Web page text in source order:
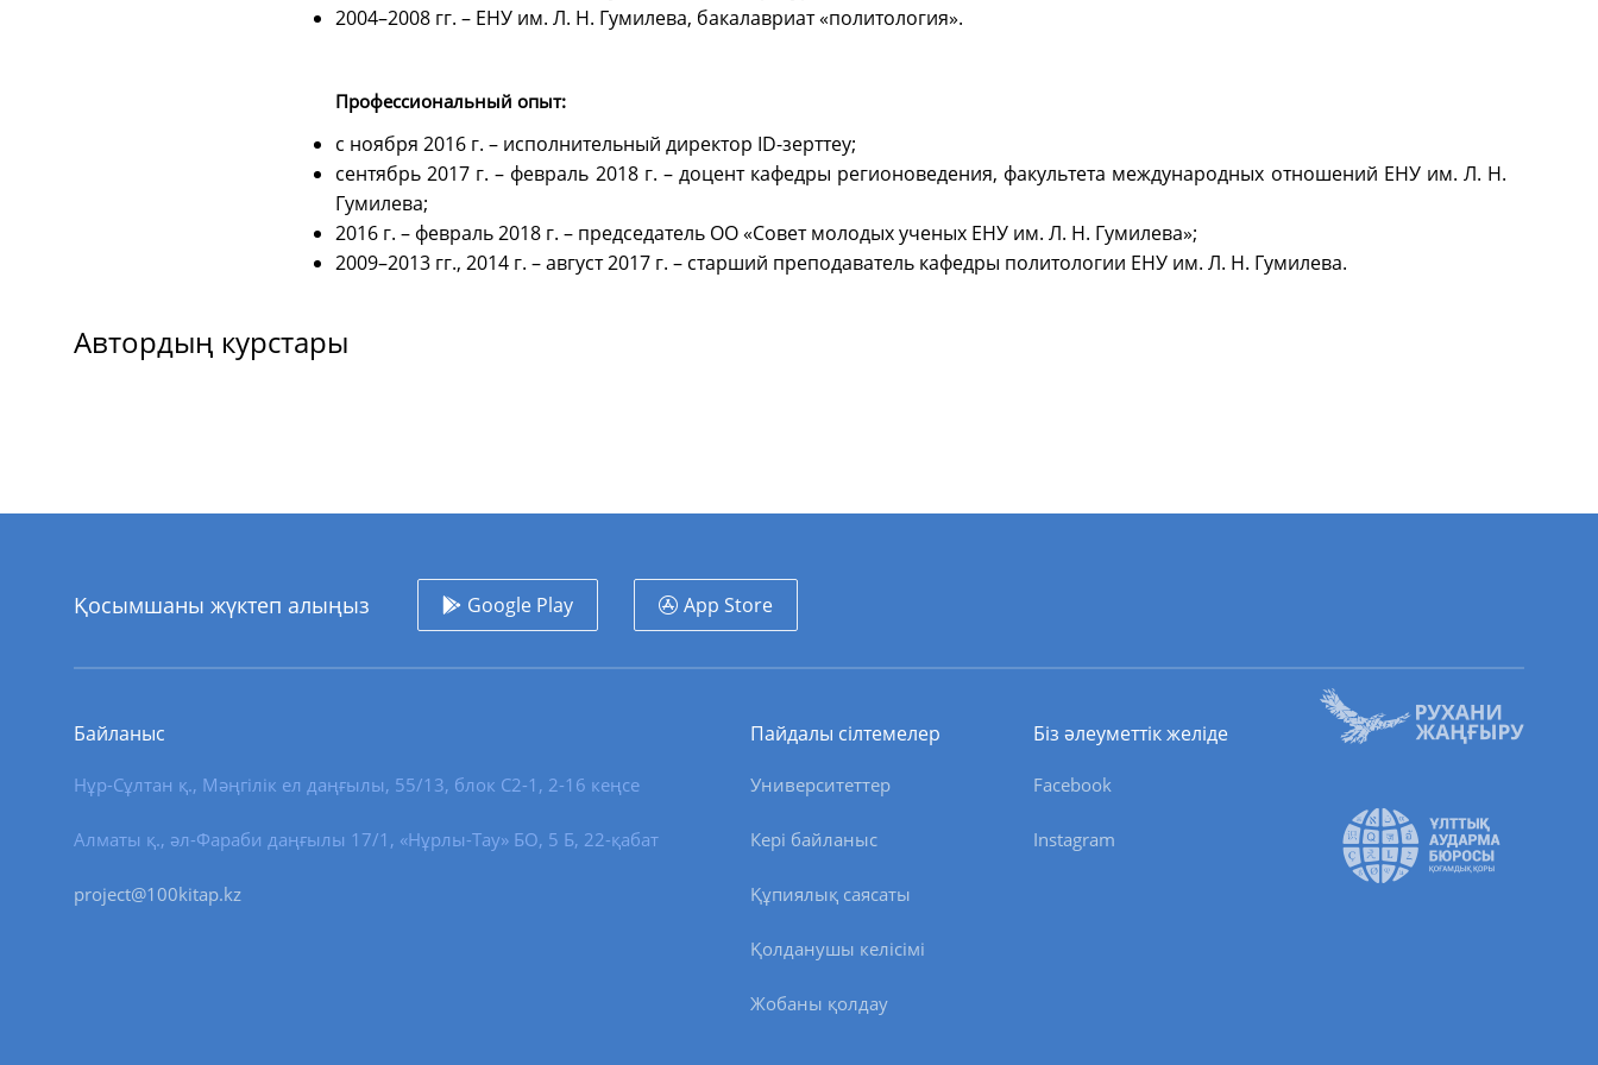
2004–2008 гг. – ЕНУ им. Л. Н. Гумилева, бакалавриат «политология».
Профессиональный опыт:
с ноября 2016 г. – исполнительный директор ID-зерттеу;
сентябрь 2017 г. – февраль 2018 г. – доцент кафедры регионоведения, факультета международных отношений ЕНУ им. Л. Н.
Гумилева;
2016 г. – февраль 2018 г. – председатель ОО «Совет молодых ученых ЕНУ им. Л. Н. Гумилева»;
2009–2013 гг., 2014 г. – август 2017 г. – старший преподаватель кафедры политологии ЕНУ им. Л. Н. Гумилева.
Автордың курстары
Қосымшаны жүктеп алыңыз Google Play App Store
Байланыс
Нұр-Сұлтан қ., Мәңгілік ел даңғылы, 55/13, блок С2-1, 2-16 кеңсе
Алматы қ., әл-Фараби даңғылы 17/1, «Нұрлы-Тау» БО, 5 Б, 22-қабат
project@100kitap.kz
Пайдалы сілтемелер
Университеттер
Кері байланыс
Құпиялық саясаты
Қолданушы келісімі
Жобаны қолдау
Біз әлеуметтік желіде
Facebook
Instagram